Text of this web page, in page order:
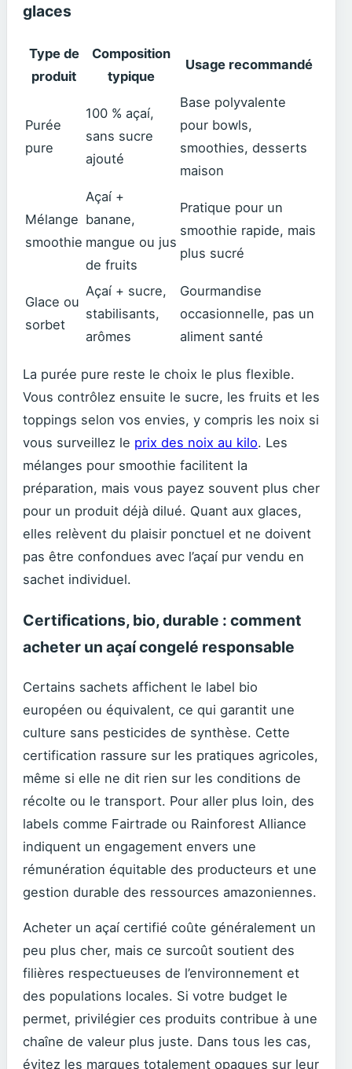
glaces
Type de
produit
Composition
typique
Usage recommandé
Purée
pure
100 % açaí,
sans sucre
ajouté
Base polyvalente
pour bowls,
smoothies, desserts
maison
Mélange
smoothie
Açaí +
banane,
mangue ou jus
de fruits
Pratique pour un
smoothie rapide, mais
plus sucré
Glace ou
sorbet
Açaí + sucre,
stabilisants,
arômes
Gourmandise
occasionnelle, pas un
aliment santé
La purée pure reste le choix le plus flexible.
Vous contrôlez ensuite le sucre, les fruits et les
toppings selon vos envies, y compris les noix si
vous surveillez le prix des noix au kilo. Les
mélanges pour smoothie facilitent la
préparation, mais vous payez souvent plus cher
pour un produit déjà dilué. Quant aux glaces,
elles relèvent du plaisir ponctuel et ne doivent
pas être confondues avec l’açaí pur vendu en
sachet individuel.
Certifications, bio, durable : comment
acheter un açaí congelé responsable
Certains sachets affichent le label bio
européen ou équivalent, ce qui garantit une
culture sans pesticides de synthèse. Cette
certification rassure sur les pratiques agricoles,
même si elle ne dit rien sur les conditions de
récolte ou le transport. Pour aller plus loin, des
labels comme Fairtrade ou Rainforest Alliance
indiquent un engagement envers une
rémunération équitable des producteurs et une
gestion durable des ressources amazoniennes.
Acheter un açaí certifié coûte généralement un
peu plus cher, mais ce surcoût soutient des
filières respectueuses de l’environnement et
des populations locales. Si votre budget le
permet, privilégier ces produits contribue à une
chaîne de valeur plus juste. Dans tous les cas,
évitez les marques totalement opaques sur leur